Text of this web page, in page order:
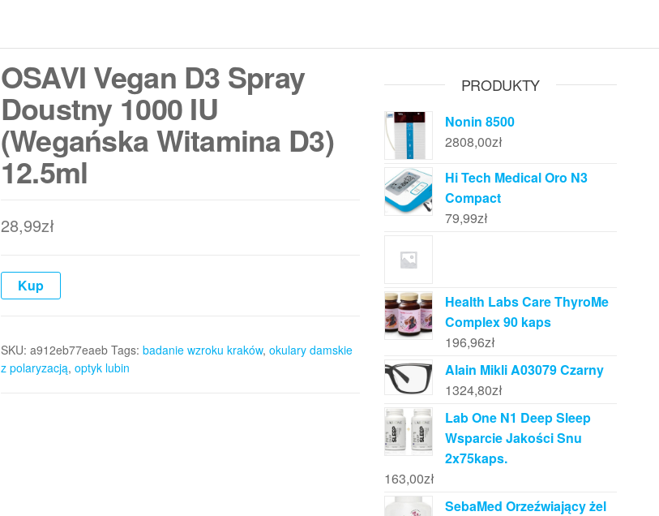
OSAVI Vegan D3 Spray
Doustny 1000 IU
(Wegańska Witamina D3)
12.5ml
28,99zł
Kup
SKU: a912eb77eaeb Tags: badanie wzroku kraków, okulary damskie
z polaryzacją, optyk lubin
PRODUKTY
Nonin 8500
2808,00zł
Hi Tech Medical Oro N3
Compact
79,99zł
Health Labs Care ThyroMe
Complex 90 kaps
196,96zł
Alain Mikli A03079 Czarny
1324,80zł
Lab One N1 Deep Sleep
Wsparcie Jakości Snu
2x75kaps.
163,00zł
SebaMed Orzeźwiający żel